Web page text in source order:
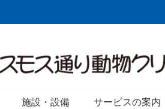
施設・設備 サービスの案内